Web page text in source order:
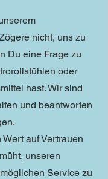
nicht, uns zu
Du eine Frage zu
oder
hast. Wir sind
und beantworten
auf Vertrauen
unseren
Service zu